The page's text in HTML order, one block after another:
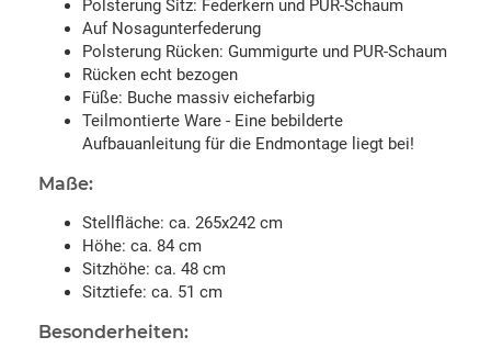
Polsterung Sitz: Federkern und PUR-Schaum
Auf Nosagunterfederung
Polsterung Rücken: Gummigurte und PUR-Schaum
Rücken echt bezogen
Füße: Buche massiv eichefarbig
Teilmontierte Ware - Eine bebilderte
Aufbauanleitung für die Endmontage liegt bei!
Maße:
Stellfläche: ca. 265x242 cm
Höhe: ca. 84 cm
Sitzhöhe: ca. 48 cm
Sitztiefe: ca. 51 cm
Besonderheiten: